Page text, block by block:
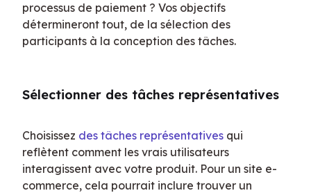
processus de paiement ? Vos objectifs
détermineront tout, de la sélection des
participants à la conception des tâches.
Sélectionner des tâches représentatives
Choisissez des tâches représentatives qui
reflètent comment les vrais utilisateurs
interagissent avec votre produit. Pour un site e-
commerce, cela pourrait inclure trouver un